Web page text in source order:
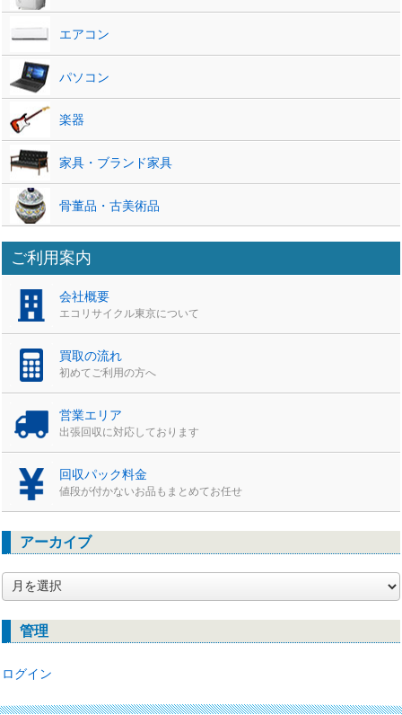
エアコン
パソコン
楽器
家具・ブランド家具
骨董品・古美術品
ご利用案内
会社概要
エコリサイクル東京について
買取の流れ
初めてご利用の方へ
営業エリア
出張回収に対応しております
回収パック料金
値段が付かないお品もまとめてお任せ
アーカイブ
ア
ー
カ
管理
ログイン